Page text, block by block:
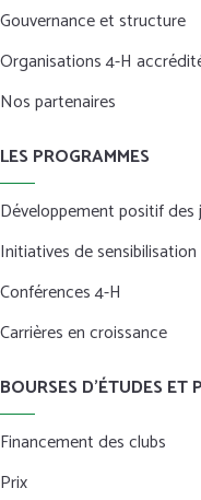
Gouvernance et structure
Organisations 4-H
Nos partenaires
LES PROGRAMMES
Développement positif des
Initiatives de sensibilisation
Conférences 4-H
Carrières en croissance
BOURSES D’ÉTUDES ET
Financement des clubs
Prix